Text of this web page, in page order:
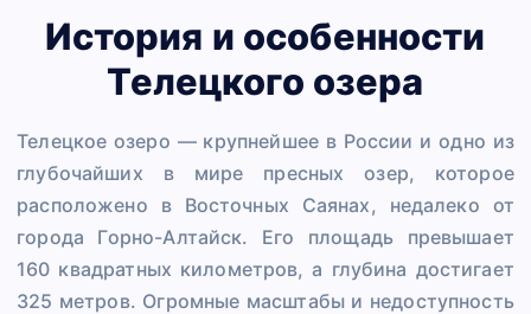
История и особенности
Телецкого озера
Телецкое озеро — крупнейшее в России и одно из
глубочайших в мире пресных озер, которое
расположено в Восточных Саянах, недалеко от
города Горно-Алтайск. Его площадь превышает
160 квадратных километров, а глубина достигает
325 метров. Огромные масштабы и недоступность